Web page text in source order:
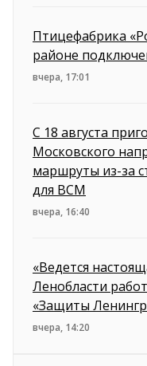
Птицефабрика
районе
вчера, 17:01
С 18 августа
Московского
маршруты из-за
для ВСМ
вчера, 16:40
«Ведется
Ленобласти
«Защиты
вчера, 14:20